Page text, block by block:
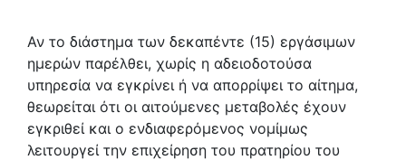
Αν το διάστημα των δεκαπέντε (15) εργάσιμων
ημερών παρέλθει, χωρίς η αδειοδοτούσα
υπηρεσία να εγκρίνει ή να απορρίψει το αίτημα,
θεωρείται ότι οι αιτούμενες μεταβολές έχουν
εγκριθεί και ο ενδιαφερόμενος νομίμως
λειτουργεί την επιχείρηση του πρατηρίου του